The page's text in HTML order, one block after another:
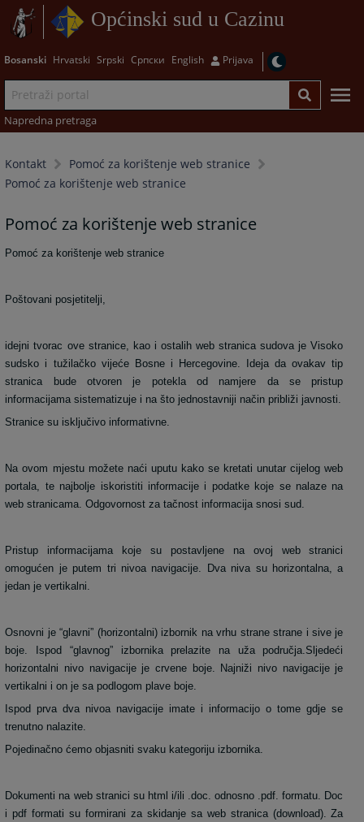
Općinski sud u Cazinu
Bosanski Hrvatski Srpski Српски English Prijava
Napredna pretraga
Kontakt
Pomoć za korištenje web stranice
Pomoć za korištenje web stranice
Pomoć za korištenje web stranice
Pomoć za korištenje web stranice
Poštovani posjetitelji,
idejni tvorac ove stranice, kao i ostalih web stranica sudova je Visoko
sudsko i tužilačko vijeće Bosne i Hercegovine. Ideja da ovakav tip
stranica bude otvoren je potekla od namjere da se pristup
informacijama sistematizuje i na što jednostavniji način približi javnosti.
Stranice su isključivo informativne.
Na ovom mjestu možete naći uputu kako se kretati unutar cijelog web
portala, te najbolje iskoristiti informacije i podatke koje se nalaze na
web stranicama. Odgovornost za tačnost informacija snosi sud.
Pristup informacijama koje su postavljene na ovoj web stranici
omogućen je putem tri nivoa navigacije. Dva niva su horizontalna, a
jedan je vertikalni.
Osnovni je “glavni” (horizontalni) izbornik na vrhu strane strane i sive je
boje. Ispod “glavnog” izbornika prelazite na uža područja.Sljedeći
horizontalni nivo navigacije je crvene boje. Najniži nivo navigacije je
vertikalni i on je sa podlogom plave boje.
Ispod prva dva nivoa navigacije imate i informacijo o tome gdje se
trenutno nalazite.
Pojedinačno ćemo objasniti svaku kategoriju izbornika.
Dokumenti na web stranici su html i/ili .doc. odnosno .pdf. formatu. Doc
i pdf formati su formirani za skidanje sa web stranica (download). Za